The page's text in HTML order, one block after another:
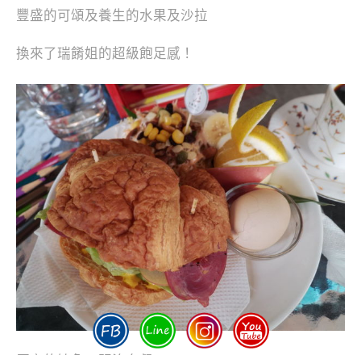
豐盛的可頌及養生的水果及沙拉
換來了瑞餚姐的超級飽足感！